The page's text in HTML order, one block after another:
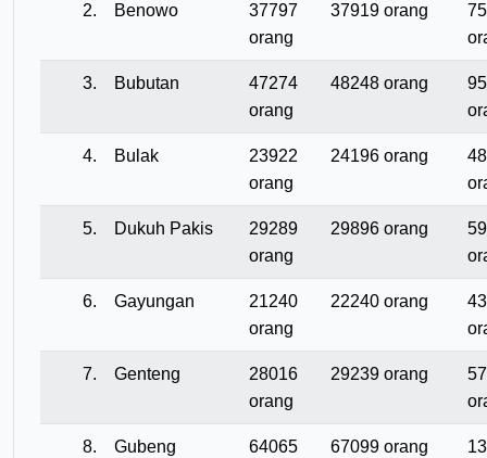
2. Benowo
37797
orang
37919 orang
3. Bubutan
47274
orang
48248 orang
4. Bulak
23922
orang
24196 orang
5. Dukuh Pakis
29289
orang
29896 orang
6. Gayungan
21240
orang
22240 orang
7. Genteng
28016
orang
29239 orang
8. Gubeng
64065
67099 orang